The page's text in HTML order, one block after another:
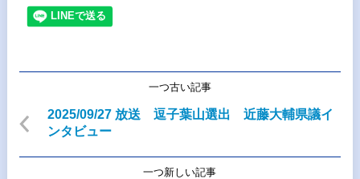
一つ古い記事
2025/09/27 放送 逗子葉山選出 近藤大輔県議イ
ンタビュー
一つ新しい記事